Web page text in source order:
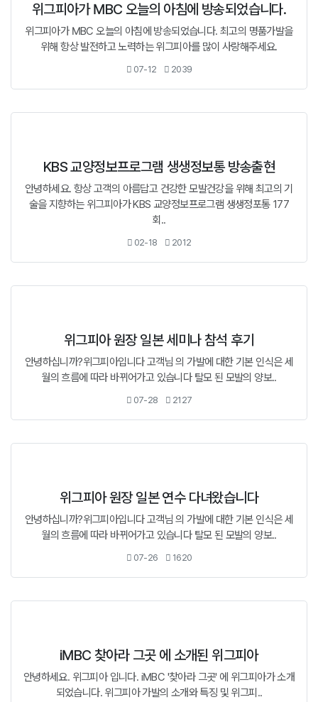
위그피아가 MBC 오늘의 아침에 방송되었습니다.
위그피아가 MBC 오늘의 아침에 방송되었습니다. 최고의 명품가발을
위해 항상 발전하고 노력하는 위그피아를 많이 사랑해주세요.
07-12 2039
KBS 교양정보프로그램 생생정보통 방송출현
안녕하세요. 항상 고객의 아름답고 건강한 모발건강을 위해 최고의 기
술을 지향하는 위그피아가 KBS 교양정보프로그램 생생정포통 177
회..
02-18 2012
위그피아 원장 일본 세미나 참석 후기
안녕하십니까?위그피아입니다 고객님 의 가발에 대한 기본 인식은 세
월의 흐름에 따라 바뀌어가고 있습니다 탈모 된 모발의 양보..
07-28 2127
위그피아 원장 일본 연수 다녀왔습니다
안녕하십니까?위그피아입니다 고객님 의 가발에 대한 기본 인식은 세
월의 흐름에 따라 바뀌어가고 있습니다 탈모 된 모발의 양보..
07-26 1620
iMBC 찾아라 그곳 에 소개된 위그피아
안녕하세요. 위그피아 입니다. iMBC '찾아라 그곳' 에 위그피아가 소개
되었습니다. 위그피아 가발의 소개와 특징 및 위그피..